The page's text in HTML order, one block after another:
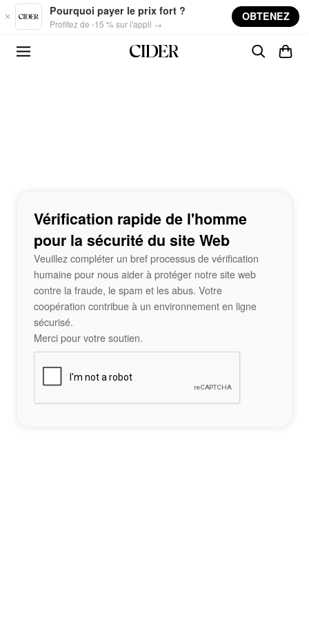
Skip to main content
Pourquoi payer le prix fort ?
Profitez de -15 % sur l'appli →
OBTENEZ
Vérification rapide de l'homme
pour la sécurité du site Web
Veuillez compléter un bref processus de vérification
humaine pour nous aider à protéger notre site web
contre la fraude, le spam et les abus. Votre
coopération contribue à un environnement en ligne
sécurisé.
Merci pour votre soutien.